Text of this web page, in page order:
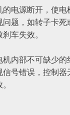
电源断开，使
题，如转子卡
车失效。
内部不可缺少的
号错误，控制